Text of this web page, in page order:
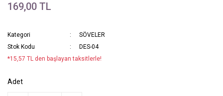
169,00 TL
Kategori
SÖVELER
Stok Kodu
DES-04
*15,57 TL den başlayan taksitlerle!
Adet